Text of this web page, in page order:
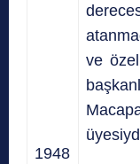
1948
ve